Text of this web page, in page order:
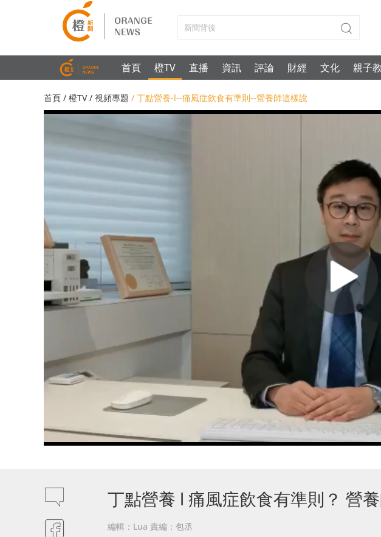
首頁 橙TV 直播 資訊 評論 財經 文化 親子
首頁 / 橙TV/ 視頻專題 / 丁點營養-l--痛風症飲食有準則--營養師這樣說
丁點營養 l 痛風症飲食有準則？ 營
編輯：Lua 責編：包丞